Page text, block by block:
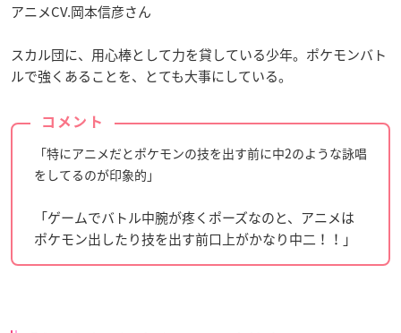
アニメCV.岡本信彦さん
スカル団に、用心棒として力を貸している少年。ポケモンバト
ルで強くあることを、とても大事にしている。
コメント
「特にアニメだとポケモンの技を出す前に中2のような詠唱
をしてるのが印象的」
「ゲームでバトル中腕が疼くポーズなのと、アニメは
ポケモン出したり技を出す前口上がかなり中二！！」